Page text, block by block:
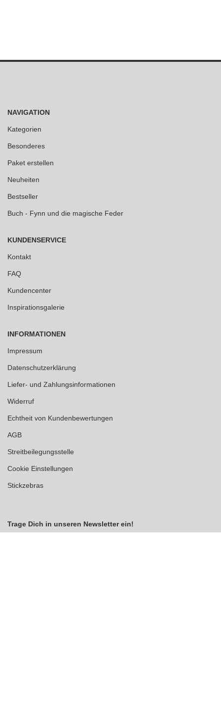
NAVIGATION
Kategorien
Besonderes
Paket erstellen
Neuheiten
Bestseller
Buch - Fynn und die magische Feder
KUNDENSERVICE
Kontakt
FAQ
Kundencenter
Inspirationsgalerie
INFORMATIONEN
Impressum
Datenschutzerklärung
Liefer- und Zahlungsinformationen
Widerruf
Echtheit von Kundenbewertungen
AGB
Streitbeilegungsstelle
Cookie Einstellungen
Stickzebras
Trage Dich in unseren Newsletter ein!